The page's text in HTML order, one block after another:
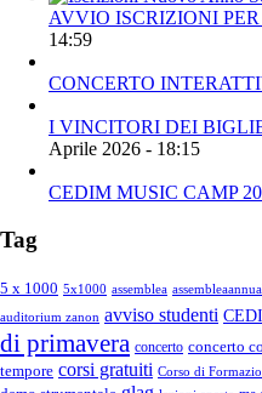
AVVIO ISCRIZIONI PER
14:59
CONCERTO
I VINCITORI DEI
Aprile 2026 - 18:15
CEDIM MUSIC CAMP
Tag
5 x 1000 5x1000 assemblea
auditorium zanon avviso studenti
di primavera concerto concerto
tempore corsi gratuiti Corso di